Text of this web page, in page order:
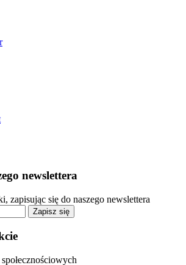
newslettera
zapisując się do naszego newslettera
Zapisz się